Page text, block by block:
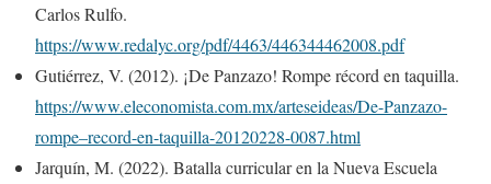
Carlos Rulfo.
https://www.redalyc.org/pdf/4463/446344462008.pdf
Gutiérrez, V. (2012). ¡De Panzazo! Rompe récord en taquilla.
https://www.eleconomista.com.mx/arteseideas/De-Panzazo-
rompe–record-en-taquilla-20120228-0087.html
Jarquín, M. (2022). Batalla curricular en la Nueva Escuela